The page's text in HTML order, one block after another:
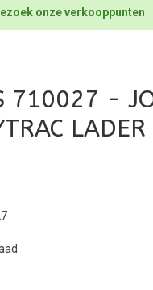
onze verkooppunten
710027 -
LADER